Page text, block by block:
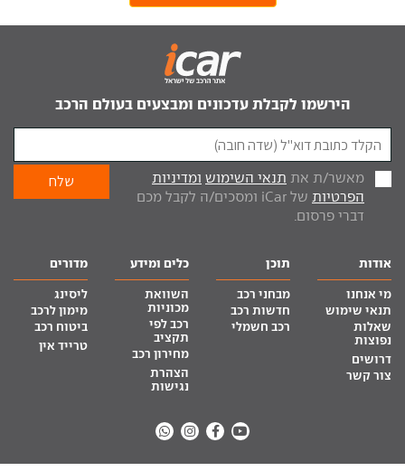
הירשמו לקבלת עדכונים ומבצעים בעולם הרכב
מאשר/ת את תנאי השימוש ומדיניות
הפרטיות
של iCar ומסכים/ה לקבל מכם
דברי פרסום.
אודות
מי אנחנו
תנאי שימוש
שאלות
נפוצות
דרושים
צור קשר
תוכן
מבחני רכב
חדשות רכב
רכב חשמלי
כלים ומידע
השוואת
מכוניות
רכב לפי
תקציב
מחירון רכב
הצהרת
נגישות
מדורים
ליסינג
מימון לרכב
ביטוח רכב
טרייד אין